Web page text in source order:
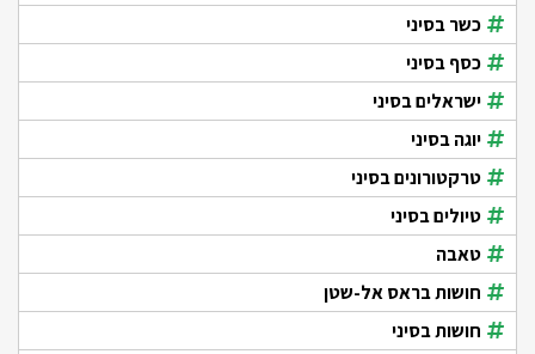
כשר בסיני
כסף בסיני
ישראלים בסיני
יוגה בסיני
טרקטורונים בסיני
טיולים בסיני
טאבה
חושות בראס אל-שטן
חושות בסיני